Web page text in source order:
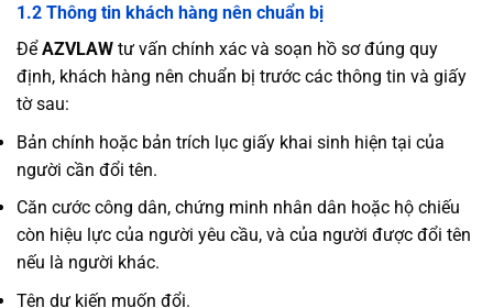
1.2 Thông tin khách hàng nên chuẩn bị
ĐểAZVLAW tư vấn chính xác và soạn hồ sơ đúng quy
định, khách hàng nên chuẩn bị trước các thông tin và giấy
tờ sau:
Bản chính hoặc bản trích lục giấy khai sinh hiện tại của
người cần đổi tên.
Căn cước công dân, chứng minh nhân dân hoặc hộ chiếu
còn hiệu lực của người yêu cầu, và của người được đổi tên
nếu là người khác.
Tên dự kiến muốn đổi.